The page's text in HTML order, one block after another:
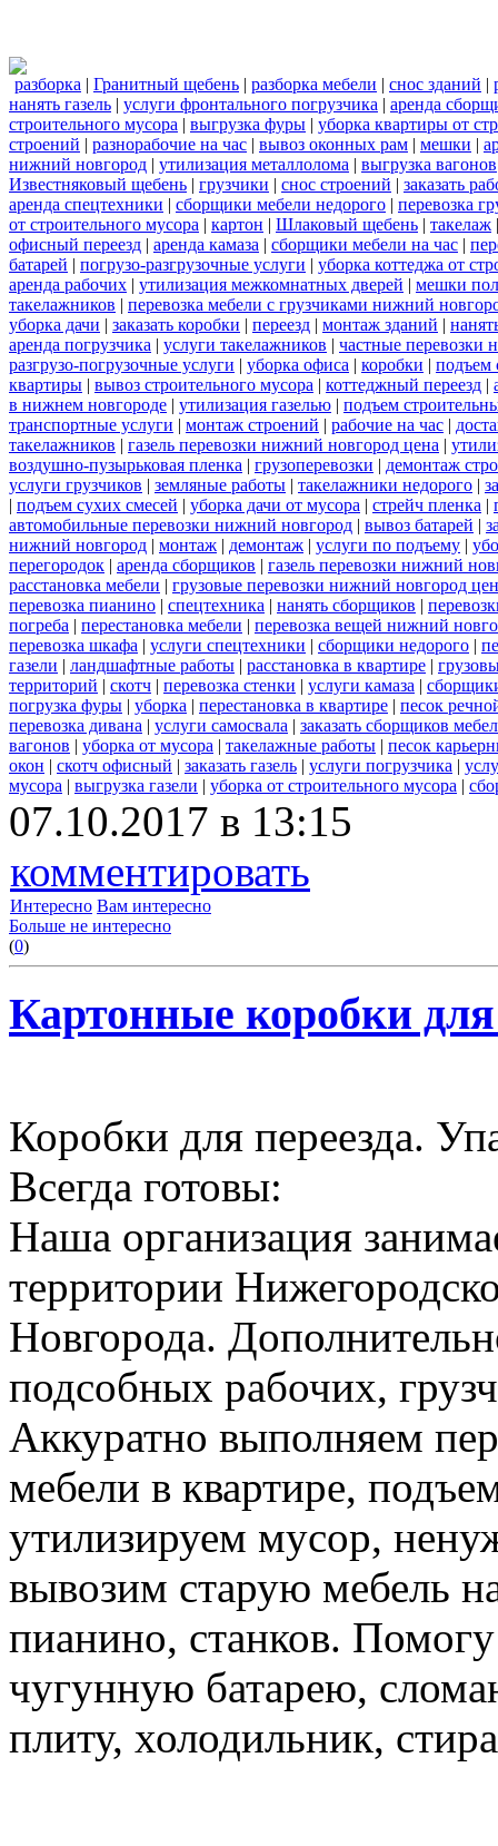
разборка | Гранитный щебень | разборка мебели | снос зданий |
нанять газель | услуги фронтального погрузчика | аренда
строительного мусора | выгрузка фуры | уборка квартиры от
строений | разнорабочие на час | вывоз оконных рам | мешки |
нижний новгород | утилизация металлолома | выгрузка вагонов
Известняковый щебень | грузчики | снос строений | заказать
аренда спецтехники | сборщики мебели недорого | перевозка
от строительного мусора | картон | Шлаковый щебень | такелаж
офисный переезд | аренда камаза | сборщики мебели на час |
батарей | погрузо-разгрузочные услуги | уборка коттеджа от
аренда рабочих | утилизация межкомнатных дверей | мешки
такелажников | перевозка мебели с грузчиками нижний
уборка дачи | заказать коробки | переезд | монтаж зданий |
аренда погрузчика | услуги такелажников | частные перевозки
разгрузо-погрузочные услуги | уборка офиса | коробки | подъем
квартиры | вывоз строительного мусора | коттеджный переезд |
в нижнем новгороде | утилизация газелью | подъем
транспортные услуги | монтаж строений | рабочие на час |
такелажников | газель перевозки нижний новгород цена |
воздушно-пузырьковая пленка | грузоперевозки | демонтаж
услуги грузчиков | земляные работы | такелажники недорого |
| подъем сухих смесей | уборка дачи от мусора | стрейч пленка |
автомобильные перевозки нижний новгород | вывоз батарей |
нижний новгород | монтаж | демонтаж | услуги по подъему |
перегородок | аренда сборщиков | газель перевозки нижний
расстановка мебели | грузовые перевозки нижний новгород
перевозка пианино | спецтехника | нанять сборщиков |
погреба | перестановка мебели | перевозка вещей нижний
перевозка шкафа | услуги спецтехники | сборщики недорого |
газели | ландшафтные работы | расстановка в квартире |
территорий | скотч | перевозка стенки | услуги камаза |
погрузка фуры | уборка | перестановка в квартире | песок
перевозка дивана | услуги самосвала | заказать сборщиков
вагонов | уборка от мусора | такелажные работы | песок
окон | скотч офисный | заказать газель | услуги погрузчика |
мусора | выгрузка газели | уборка от строительного мусора |
07.10.2017 в 13:15
комментировать
Интересно Вам интересно
Больше не интересно
(0)
Картонные коробки для
Коробки для переезда.
Всегда готовы:
Наша организация
территории
Новгорода.
подсобных рабочих,
Аккуратно выполняем
мебели в квартире,
утилизируем мусор,
вывозим старую мебель
пианино, станков.
чугунную батарею,
плиту, холодильник,